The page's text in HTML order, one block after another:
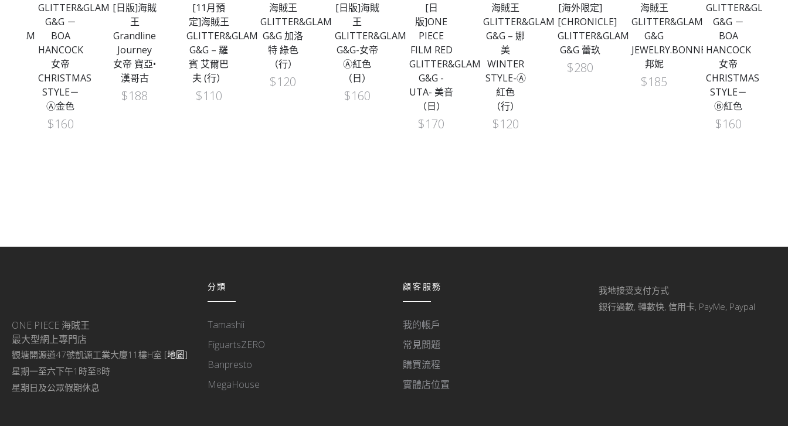
GLITTER&GLAMOURS
G&G －
BOA
HANCOCK
女帝
CHRISTMAS
STYLE－
Ⓐ金色
$160
[日版]海賊
王
Grandline
Journey
女帝 寶亞•
漢哥古
$188
[11月預
定]海賊王
GLITTER&GLAMOURS
G&G – 羅
賓 艾爾巴
夫 (行）
$110
海賊王
GLITTER&GLAMOURS
G&G 加洛
特 綠色
（行）
$120
[日版]海賊
王
GLITTER&GLAMOURS
G&G-女帝
Ⓐ紅色
（日）
$160
[日
版]ONE
PIECE
FILM RED
GLITTER&GLAMOURS
G&G -
UTA- 美音
（日）
$170
海賊王
GLITTER&GLAMOURS
G&G – 娜
美
WINTER
STYLE-Ⓐ
紅色
（行）
$120
[海外限定]
[CHRONICLE]
GLITTER&GLAMOURS
G&G 蕾玖
$280
海賊王
GLITTER&GLAMOURS
G&G
JEWELRY.BONNEY
邦妮
$185
G&G －
BOA
HANCOCK
女帝
CHRISTMAS
STYLE－
Ⓑ紅色
$160
ONE PIECE 海賊王
最大型網上專門店
觀塘開源道47號凱源工業大廈11樓H室 [地圖]
星期一至六下午1時至8時
星期日及公眾假期休息
分類
Tamashii
FiguartsZERO
Banpresto
MegaHouse
顧客服務
我的帳戶
常見問題
購買流程
實體店位置
我地接受支付方式
銀行過數, 轉數快, 信用卡, PayMe, Paypal